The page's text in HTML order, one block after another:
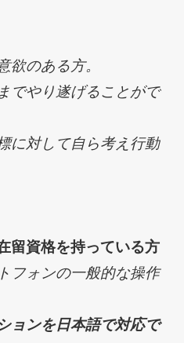
欲のある方。
でやり遂げることがで
に対して自ら考え行動
留資格を持っている方
フォンの一般的な操作
ョンを日本語で対応で